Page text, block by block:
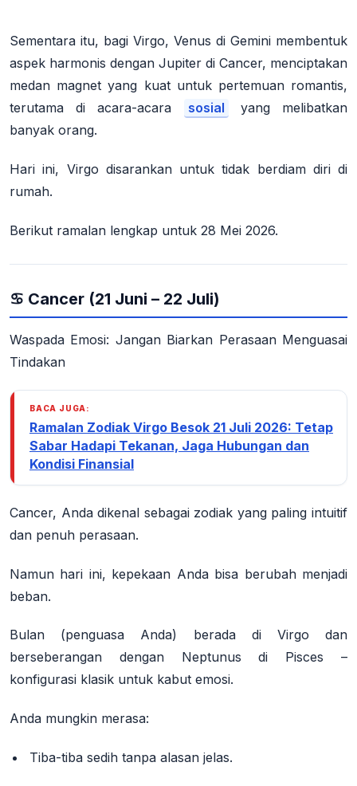
Sementara itu, bagi Virgo, Venus di Gemini membentuk
aspek harmonis dengan Jupiter di Cancer, menciptakan
medan magnet yang kuat untuk pertemuan romantis,
terutama di acara-acara
sosial
yang melibatkan
banyak orang.
Hari ini, Virgo disarankan untuk tidak berdiam diri di
rumah.
Berikut ramalan lengkap untuk 28 Mei 2026.
♋ Cancer (21 Juni – 22 Juli)
Waspada Emosi: Jangan Biarkan Perasaan Menguasai
Tindakan
BACA JUGA:
Ramalan Zodiak Virgo Besok 21 Juli 2026: Tetap
Sabar Hadapi Tekanan, Jaga Hubungan dan
Kondisi Finansial
Cancer, Anda dikenal sebagai zodiak yang paling intuitif
dan penuh perasaan.
Namun hari ini, kepekaan Anda bisa berubah menjadi
beban.
Bulan (penguasa Anda) berada di Virgo dan
berseberangan dengan Neptunus di Pisces –
konfigurasi klasik untuk kabut emosi.
Anda mungkin merasa:
Tiba-tiba sedih tanpa alasan jelas.